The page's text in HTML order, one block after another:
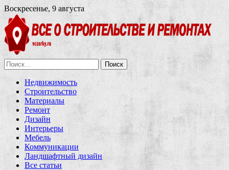
Воскресенье, 9 августа
Найти:
Недвижимость
Строительство
Материалы
Ремонт
Дизайн
Интерьеры
Мебель
Коммуникации
Ландшафтный дизайн
Все статьи